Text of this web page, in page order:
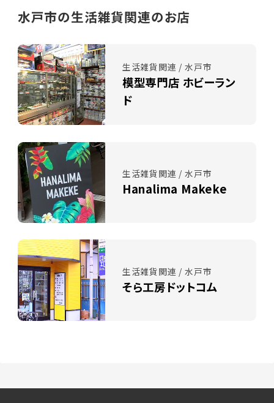
水戸市の生活雑貨関連のお店
生活雑貨関連 / 水戸市
模型専門店 ホビーラン
ド
生活雑貨関連 / 水戸市
Hanalima Makeke
生活雑貨関連 / 水戸市
そら工房ドットコム